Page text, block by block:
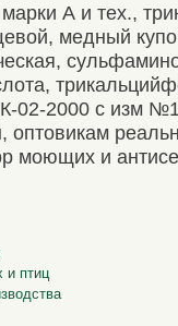
А и тех.,
медный
02-2000 с изм
моющих и
и птиц